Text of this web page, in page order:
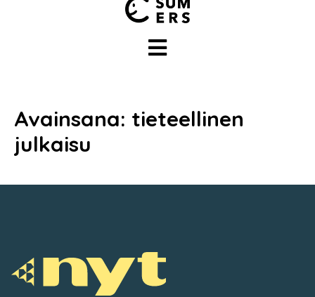
Avainsana: tieteellinen
julkaisu